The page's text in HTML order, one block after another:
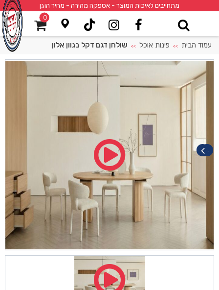
מתחייבים לאיכות המוצר - אספקה מהירה - מחיר הוגן
0
עמוד הבית >> פינות אוכל >> שולחן דגם דקל בגוון אלון